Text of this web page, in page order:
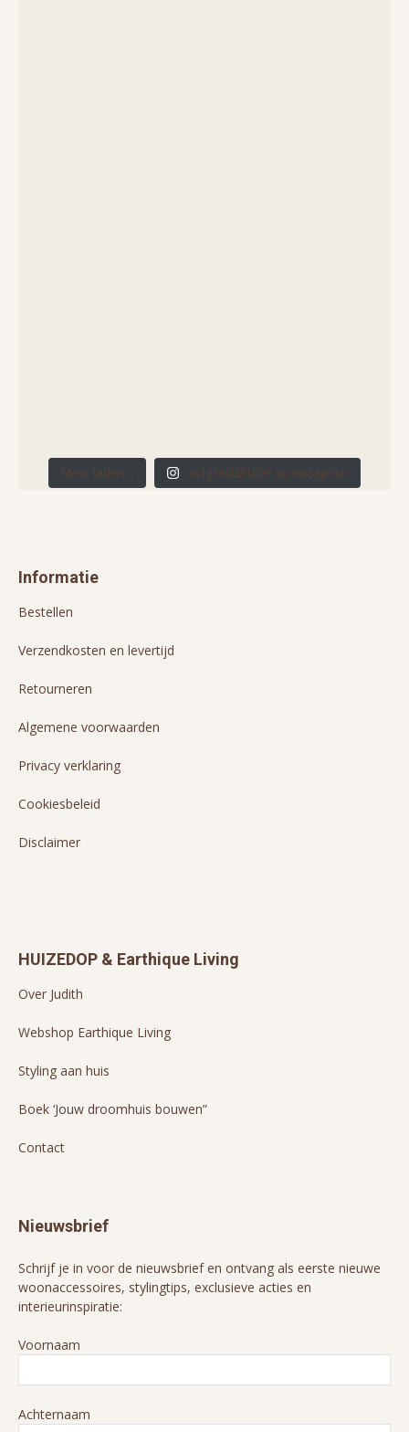
Meer laden... Volg HUIZEDOP op Instagram
Informatie
Bestellen
Verzendkosten en levertijd
Retourneren
Algemene voorwaarden
Privacy verklaring
Cookiesbeleid
Disclaimer
HUIZEDOP & Earthique Living
Over Judith
Webshop Earthique Living
Styling aan huis
Boek ‘Jouw droomhuis bouwen”
Contact
Nieuwsbrief
Schrijf je in voor de nieuwsbrief en ontvang als eerste nieuwe
woonaccessoires, stylingtips, exclusieve acties en
interieurinspiratie:
Voornaam
Achternaam